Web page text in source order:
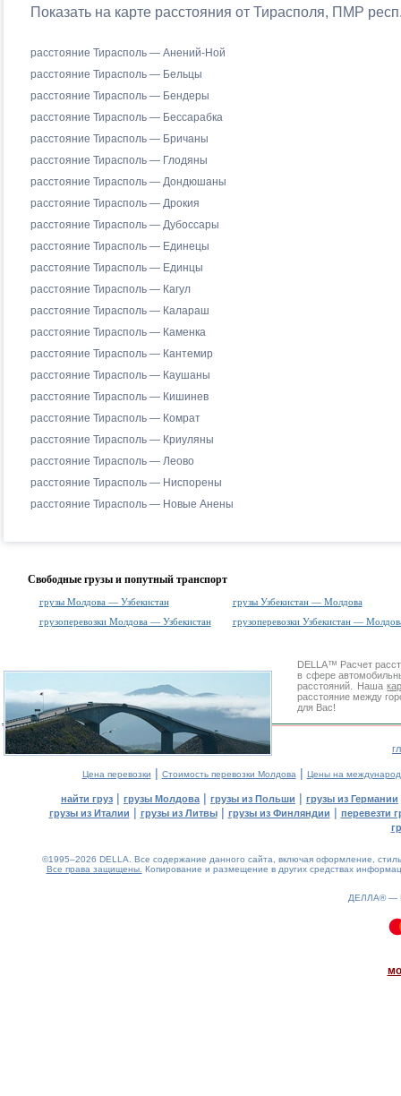
Показать на карте расстояния от Тирасполя, ПМР
расстояние Тирасполь — Анений-Ной
расстояние Тирасполь — Бельцы
расстояние Тирасполь — Бендеры
расстояние Тирасполь — Бессарабка
расстояние Тирасполь — Бричаны
расстояние Тирасполь — Глодяны
расстояние Тирасполь — Дондюшаны
расстояние Тирасполь — Дрокия
расстояние Тирасполь — Дубоссары
расстояние Тирасполь — Единецы
расстояние Тирасполь — Единцы
расстояние Тирасполь — Кагул
расстояние Тирасполь — Калараш
расстояние Тирасполь — Каменка
расстояние Тирасполь — Кантемир
расстояние Тирасполь — Каушаны
расстояние Тирасполь — Кишинев
расстояние Тирасполь — Комрат
расстояние Тирасполь — Криуляны
расстояние Тирасполь — Леово
расстояние Тирасполь — Ниспорены
расстояние Тирасполь — Новые Анены
Свободные грузы и попутный транспорт
грузы Молдова — Узбекистан
грузы Узбекистан — Молдова
грузоперевозки Молдова — Узбекистан
грузоперевозки Узбекистан —
DELLA™ Расчет
в сфере
расстояний. Наша
расстояние между
для Вас!
Цена перевозки | Стоимость перевозки Молдова | Цены на
найти груз | грузы Молдова | грузы из Польши | грузы из Германии
грузы из Италии | грузы из Литвы| грузы из Финляндии | перевезти
©1995–2026 DELLA. Все содержание данного сайта, включая оформление,
Все права защищены. Копирование и размещение в других средствах
ДЕЛЛА® —